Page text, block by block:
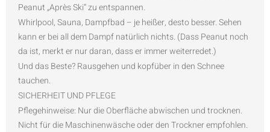
Peanut „Après Ski“ zu entspannen.
Whirlpool, Sauna, Dampfbad – je heißer, desto besser. Sehen
kann er bei all dem Dampf natürlich nichts. (Dass Peanut noch
da ist, merkt er nur daran, dass er immer weiterredet.)
Und das Beste? Rausgehen und kopfüber in den Schnee
tauchen.
SICHERHEIT UND PFLEGE
Pflegehinweise: Nur die Oberfläche abwischen und trocknen.
Nicht für die Maschinenwäsche oder den Trockner empfohlen.